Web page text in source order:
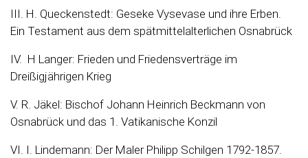
III. H. Queckenstedt: Geseke Vysevase und ihre Erben.
Ein Testament aus dem spätmittelalterlichen Osnabrück
IV. H Langer: Frieden und Friedensverträge im
Dreißigjährigen Krieg
V. R. Jäkel: Bischof Johann Heinrich Beckmann von
Osnabrück und das 1. Vatikanische Konzil
VI. I. Lindemann: Der Maler Philipp Schilgen 1792-1857.